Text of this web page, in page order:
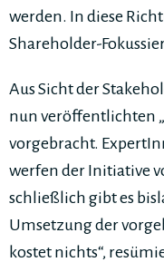
werden. In diese
Shareholder-
Aus Sicht der
nun veröffentlichten
vorgebracht.
werfen der Initiative
schließlich gibt es
Umsetzung der
kostet nichts“,